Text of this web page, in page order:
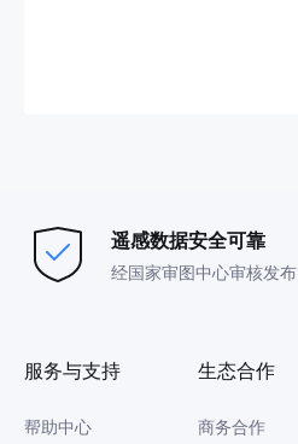
遥感数据安全可靠
经国家审图中心审核发布
服务与支持
帮助中心
生态合作
商务合作